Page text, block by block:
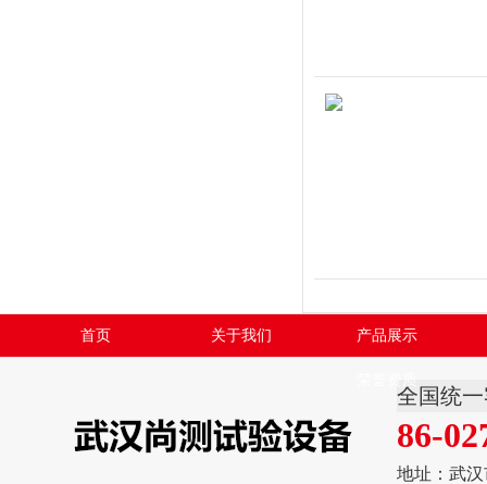
首页 关于我们 产品展示
全国统
86-
地址：武